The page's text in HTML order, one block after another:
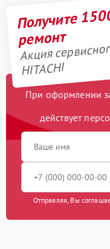
Получите
ремонт
Акция
HITACHI
При оформлении
действует
Отправляя, Вы